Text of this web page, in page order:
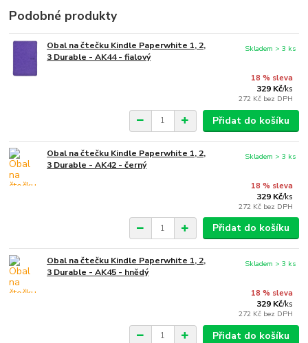
Podobné produkty
Obal na čtečku Kindle Paperwhite 1, 2,
3 Durable - AK44 - fialový
18 % sleva
329 Kč/ks
272 Kč bez DPH
Skladem > 3 ks
Přidat do košíku
Obal na čtečku Kindle Paperwhite 1, 2,
3 Durable - AK42 - černý
18 % sleva
329 Kč/ks
272 Kč bez DPH
Skladem > 3 ks
Přidat do košíku
Obal na čtečku Kindle Paperwhite 1, 2,
3 Durable - AK45 - hnědý
18 % sleva
329 Kč/ks
272 Kč bez DPH
Skladem > 3 ks
Přidat do košíku